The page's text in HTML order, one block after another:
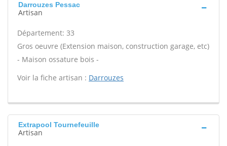
Darrouzes Pessac
Artisan
Département: 33
Gros oeuvre (Extension maison, construction garage, etc)
- Maison ossature bois -
Voir la fiche artisan : Darrouzes
Extrapool Tournefeuille
Artisan